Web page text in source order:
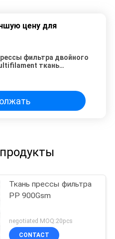
цену для
фильтра двойного
ткань
Ткань прессы фильтра
PP 900Gsm
negotiated MOQ:20pcs
CONTACT